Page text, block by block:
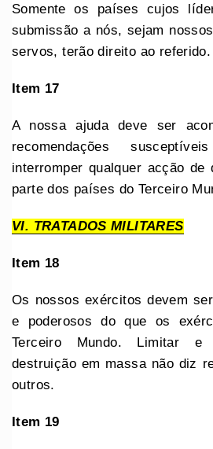
Somente os países cujos
submissão a nós, sejam
servos, terão direito ao referido.
Item 17
A nossa ajuda deve ser
recomendações
interromper qualquer acção de
parte dos países do Terceiro
VI. TRATADOS MILITARES
Item 18
Os nossos exércitos devem
e poderosos do que os
Terceiro Mundo. Limitar
destruição em massa não diz
outros.
Item 19